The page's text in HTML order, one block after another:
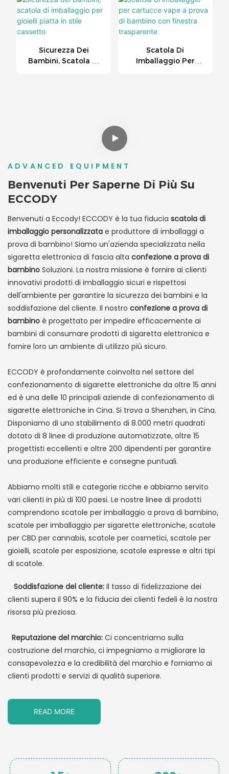
Bambino, A Forma Di
Cassetto1
Sicurezza Dei
Bambini, Scatola Di
Scatola Di
Imballaggio Per
ADVANCED EQUIPMENT
Benvenuti Per Saperne Di Più Su
ECCODY
Benvenuti a Eccody! ECCODY è la tua fiducia scatola di
imballaggio personalizzata e produttore di imballaggi a
prova di bambino! Siamo un'azienda specializzata nella
sigaretta elettronica di fascia alta confezione a prova di
bambino Soluzioni. La nostra missione è fornire ai clienti
innovativi prodotti di imballaggio sicuri e rispettosi
dell'ambiente per garantire la sicurezza dei bambini e la
soddisfazione del cliente. Il nostro confezione a prova di
bambino è progettato per impedire efficacemente ai
bambini di consumare prodotti di sigaretta elettronica e
fornire loro un ambiente di utilizzo più sicuro.
ECCODY è profondamente coinvolta nel settore del
confezionamento di sigarette elettroniche da oltre 15 anni
ed è una delle 10 principali aziende di confezionamento di
sigarette elettroniche in Cina. Si trova a Shenzhen, in Cina.
Disponiamo di uno stabilimento di 8.000 metri quadrati
dotato di 8 linee di produzione automatizzate, oltre 15
progettisti eccellenti e oltre 200 dipendenti per garantire
una produzione efficiente e consegne puntuali.
Abbiamo molti stili e categorie ricche e abbiamo servito
vari clienti in più di 100 paesi. Le nostre linee di prodotti
comprendono scatole per imballaggio a prova di bambino,
scatole per imballaggio per sigarette elettroniche, scatole
per CBD per cannabis, scatole per cosmetici, scatole per
gioielli, scatole per esposizione, scatole espresse e altri tipi
di scatole.
Soddisfazione del cliente: Il tasso di fidelizzazione dei
clienti supera il 90% e la fiducia dei clienti fedeli è la nostra
risorsa più preziosa.
Reputazione del marchio: Ci concentriamo sulla
costruzione del marchio, ci impegniamo a migliorare la
consapevolezza e la credibilità del marchio e forniamo ai
clienti prodotti e servizi di qualità superiore.
READ MORE